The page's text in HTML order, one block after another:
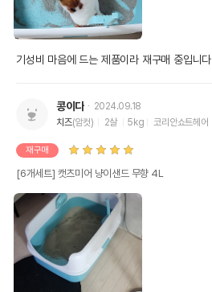
기성비 마음에 드는 제품이라 재구매 중입니다
콩이다
2024.09.18
치즈(암컷) 2살 5kg 코리안쇼트헤어
재구매
[6개세트] 캣츠미어 냥이샌드 무향 4L